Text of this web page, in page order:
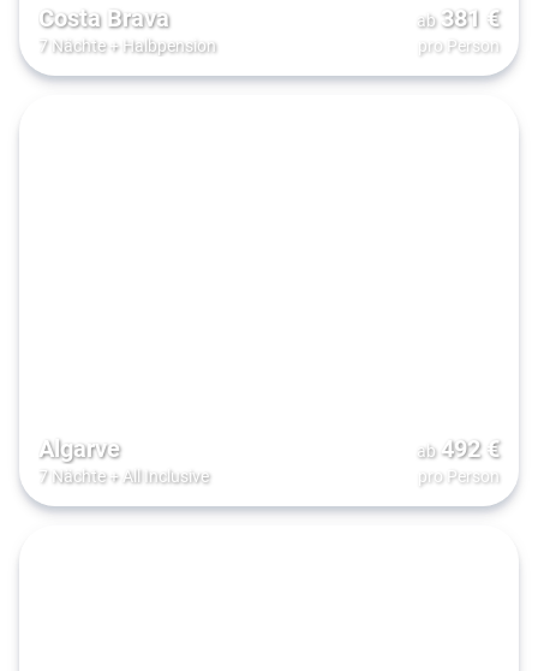
Costa Brava
7 Nächte+ Halbpension
ab 381 €
pro Person
Algarve
7 Nächte+ All Inclusive
ab 492€
pro Person